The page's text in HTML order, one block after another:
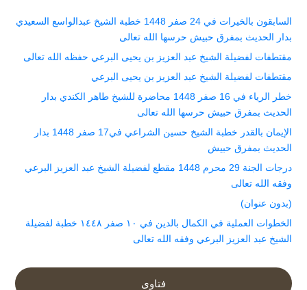
السابقون بالخيرات في 24 صفر 1448 خطبة الشيخ عبدالواسع السعيدي
بدار الحديث بمفرق حبيش حرسها الله تعالى
مقتطفات لفضيلة الشيخ عبد العزيز بن يحيى البرعي حفظه الله تعالى
مقتطفات لفضيلة الشيخ عبد العزيز بن يحيى البرعي
خطر الرياء في 16 صفر 1448 محاضرة للشيخ طاهر الكندي بدار
الحديث بمفرق حبيش حرسها الله تعالى
الإيمان بالقدر خطبة الشيخ حسين الشراعي في17 صفر 1448 بدار
الحديث بمفرق حبيش
درجات الجنة 29 محرم 1448 مقطع لفضيلة الشيخ عبد العزيز البرعي
وفقه الله تعالى
(بدون عنوان)
الخطوات العملية في الكمال بالدين في ١٠ صفر ١٤٤٨ خطبة لفضيلة
الشيخ عبد العزيز البرعي وفقه الله تعالى
فتاوى